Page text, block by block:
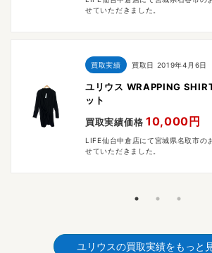
せていただきました。
買取実績 買取日 2019年4月6日
ユリウス WRAPPING
ット
買取実績価格 10,000円
LIFE仙台中倉店にて宮城県名取市の
せていただきました。
ユリウスの買取実績をもっと